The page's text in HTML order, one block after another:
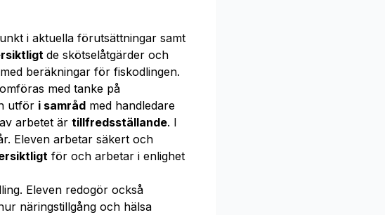
i aktuella förutsättningar samt
de skötselåtgärder och
beräkningar för fiskodlingen.
med tanke på
utför i samråd med handledare
arbetet är tillfredsställande. I
Eleven arbetar säkert och
för och arbetar i enlighet
Eleven redogör också
näringstillgång och hälsa